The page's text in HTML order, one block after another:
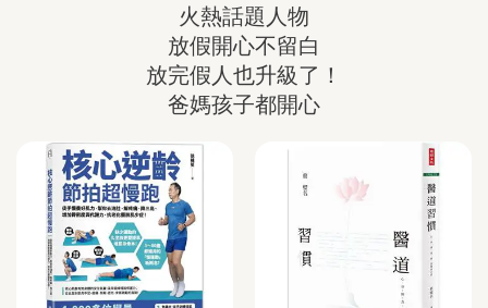
火熱話題人物
放假開心不留白
放完假人也升級了！
爸媽孩子都開心